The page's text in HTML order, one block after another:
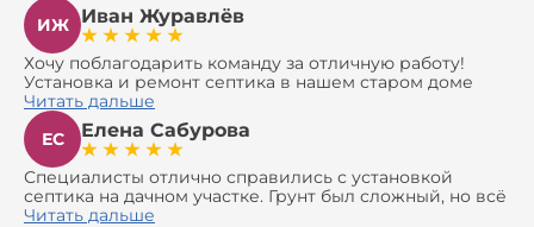
ИЖ Иван Журавлёв
Хочу поблагодарить команду за отличную работу!
Установка и ремонт септика в нашем старом доме
оказались сложной задачей, но ребята справились на
все 100%. Всё сделали аккуратно и профессионально.
Давали полезные рекомендации, не пытались
навязать ничего лишнего, помогли с выбором и
доставкой материалов, что позволило нам
сэкономить. Выполнили монтаж и демонтаж
оборудования, заменили трубы, обновили
Читать дальше
ЕС
Елена Сабурова
Специалисты отлично справились с установкой
септика на дачном участке. Грунт был сложный, но всё
сделали быстро и аккуратно. Помогли выбрать
Читать дальше